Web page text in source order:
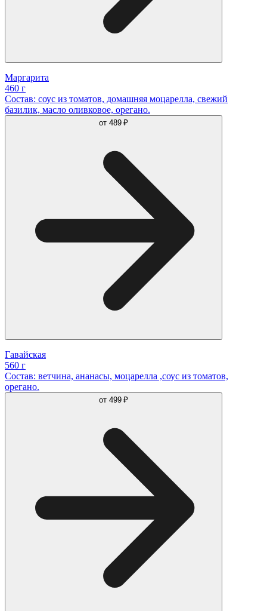
Маргарита
460 г
Состав: соус из томатов, домашняя моцарелла, свежий
базилик, масло оливковое, орегано.
от 489 ₽
Гавайская
560 г
Состав: ветчина, ананасы, моцарелла ,соус из томатов,
орегано.
от 499 ₽